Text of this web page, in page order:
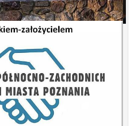
w sprawie